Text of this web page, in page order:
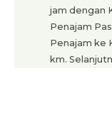
jam dengan
Penajam
Penajam ke
km.